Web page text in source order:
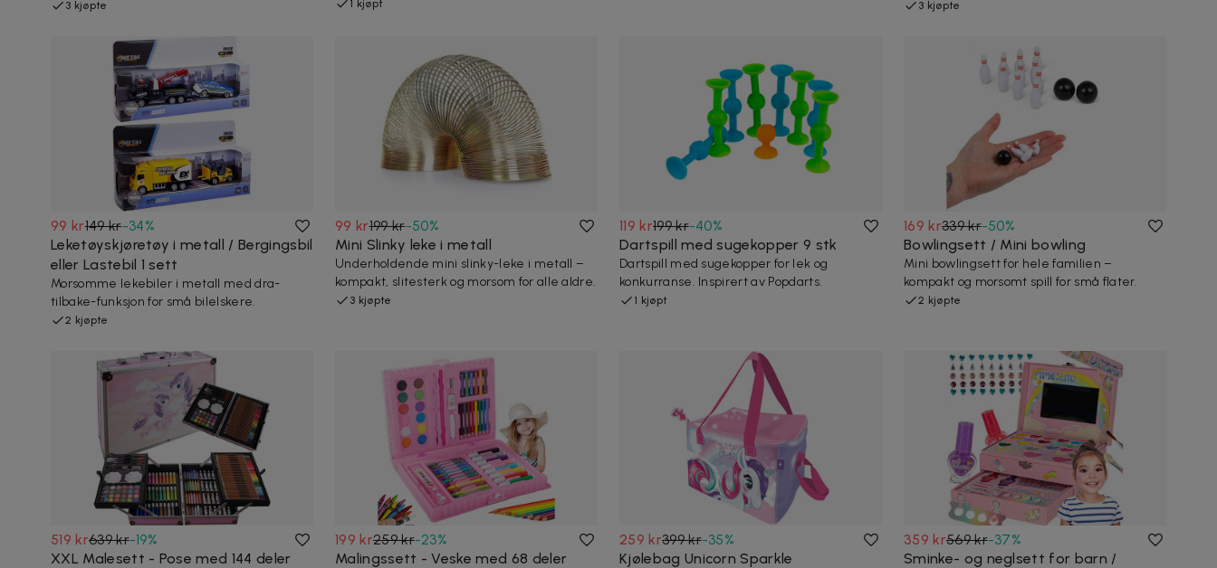
3 kjøpte 1 kjøpt 3 kjøpte
99 kr149 kr-34%
Leketøyskjøretøy i metall / Bergingsbil
eller Lastebil 1 sett
Morsomme lekebiler i metall med dra-
tilbake-funksjon for små bilelskere.
2 kjøpte
99 kr199 kr-50%
Mini Slinky leke i metall
Underholdende mini slinky-leke i metall –
kompakt, slitesterk og morsom for alle aldre.
3 kjøpte
119 kr199 kr-40%
Dartspill med sugekopper 9 stk
Dartspill med sugekopper for lek og
konkurranse. Inspirert av Popdarts.
1 kjøpt
169 kr339 kr-50%
Bowlingsett / Mini bowling
Mini bowlingsett for hele familien –
kompakt og morsomt spill for små flater.
2 kjøpte
519 kr639 kr-19%
XXL Malesett - Pose med 144 deler
199 kr259 kr-23%
Malingssett - Veske med 68 deler
259 kr399 kr-35%
Kjølebag Unicorn Sparkle
359 kr569 kr-37%
Sminke- og neglsett for barn /